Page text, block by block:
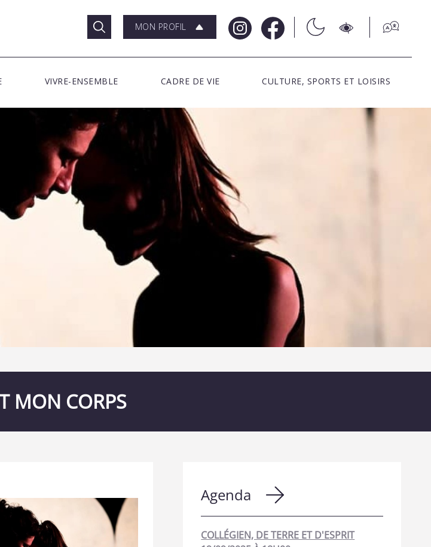
MON PROFIL
VIVRE-ENSEMBLE CADRE DE VIE CULTURE, SPORTS ET LOISIRS
MON CORPS
Agenda
COLLÉGIEN, DE TERRE ET D'ESPRIT